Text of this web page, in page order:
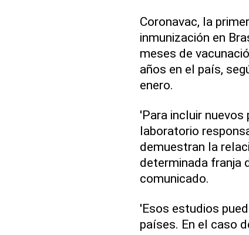
Coronavac, la
inmunización en
meses de
años en el país,
enero.
'Para incluir nuevos
laboratorio
demuestran la
determinada franja
comunicado.
'Esos estudios
países. En el caso